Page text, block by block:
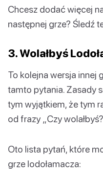
Chcesz dodać więcej
następnej grze? Śledź
3. Wolałbyś
To kolejna wersja innej
tamto pytania. Zasady
tym wyjątkiem, że tym
od frazy „Czy
Oto lista pytań, które
grze lodołamacza: